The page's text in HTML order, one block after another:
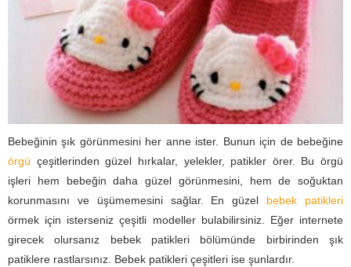
Bebeğinin şık görünmesini her anne ister. Bunun için de bebeğine
örgü çeşitlerinden güzel hırkalar, yelekler, patikler örer. Bu örgü
işleri hem bebeğin daha güzel görünmesini, hem de soğuktan
korunmasını ve üşümemesini sağlar. En güzel bebek patikleri
örmek için isterseniz çeşitli modeller bulabilirsiniz. Eğer internete
girecek olursanız bebek patikleri bölümünde birbirinden şık
patiklere rastlarsınız. Bebek patikleri çeşitleri ise şunlardır.